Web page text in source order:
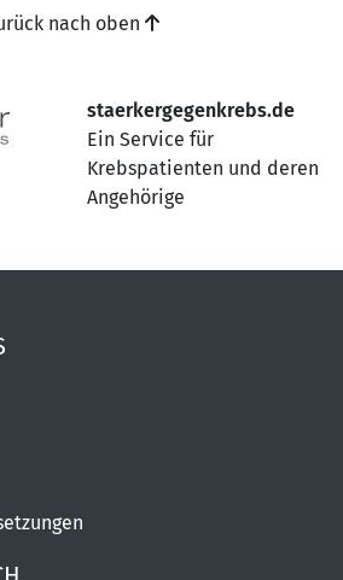
staerkergegenkrebs.de
Ein Service für
Krebspatienten und deren
Angehörige
nach oben